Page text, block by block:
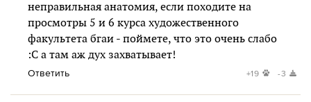
неправильная анатомия, если походите на
просмотры 5 и 6 курса художественного
факультета бгаи - поймете, что это очень слабо
:С а там аж дух захватывает!
Ответить +19 -3